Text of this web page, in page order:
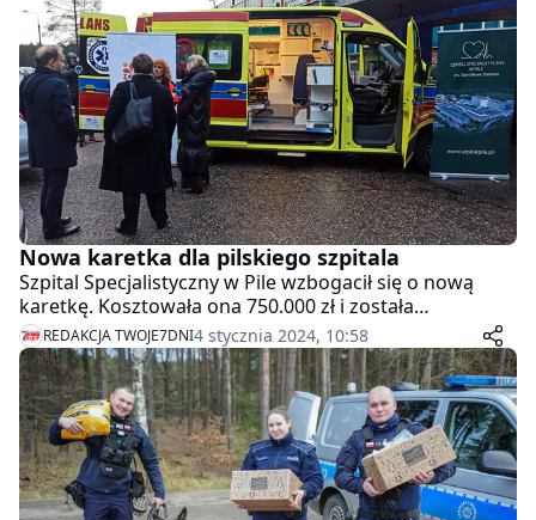
Nowa karetka dla pilskiego szpitala
Szpital Specjalistyczny w Pile wzbogacił się o nową
karetkę. Kosztowała ona 750.000 zł i została
sfinansowana przez wojewodę wielkopolskiego.
REDAKCJA TWOJE7DNI4 stycznia 2024, 10:58